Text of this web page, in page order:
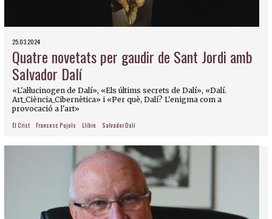
25.03.2024
Quatre novetats per gaudir de Sant Jordi amb
Salvador Dalí
«L'al·lucinogen de Dalí», «Els últims secrets de Dalí», «Dalí.
Art_Ciència_Cibernètica» i «Per què, Dalí? L'enigma com a
provocació a l'art»
El Crist Francesc Pujols Llibre Salvador Dalí